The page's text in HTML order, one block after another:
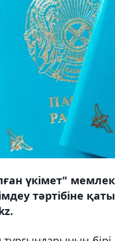
үкімет"
тәртібіне